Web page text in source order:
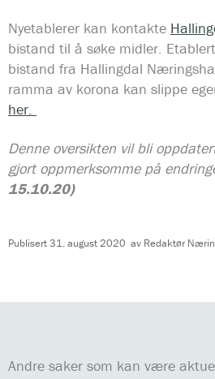
Nyetablerer kan kontakte
bistand til å søke midler.
bistand fra Hallingdal
ramma av korona kan slippe
her.
Denne oversikten vil bli
gjort oppmerksomme på
15.10.20)
Publisert31. august 2020 av Redaktør
Andre saker som kan være